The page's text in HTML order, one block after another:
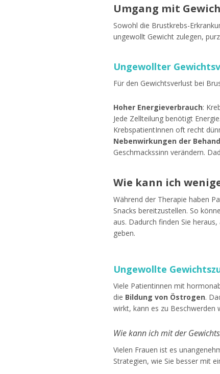
Umgang mit
Sowohl die Brustkrebs-
ungewollt Gewicht zulegen,
Ungewollter
Für den Gewichtsverlust bei
Hoher Energieverbrauch:
Jede Zellteilung benötigt
KrebspatientInnen oft recht
Nebenwirkungen der
Geschmackssinn verändern.
Wie kann ich
Während der Therapie haben
Snacks bereitzustellen. So
aus. Dadurch finden Sie
geben.
Ungewollte
Viele Patientinnen mit
die Bildung von Östrogen.
wirkt, kann es zu Beschwerden
Wie kann ich mit der
Vielen Frauen ist es
Strategien, wie Sie besser mit